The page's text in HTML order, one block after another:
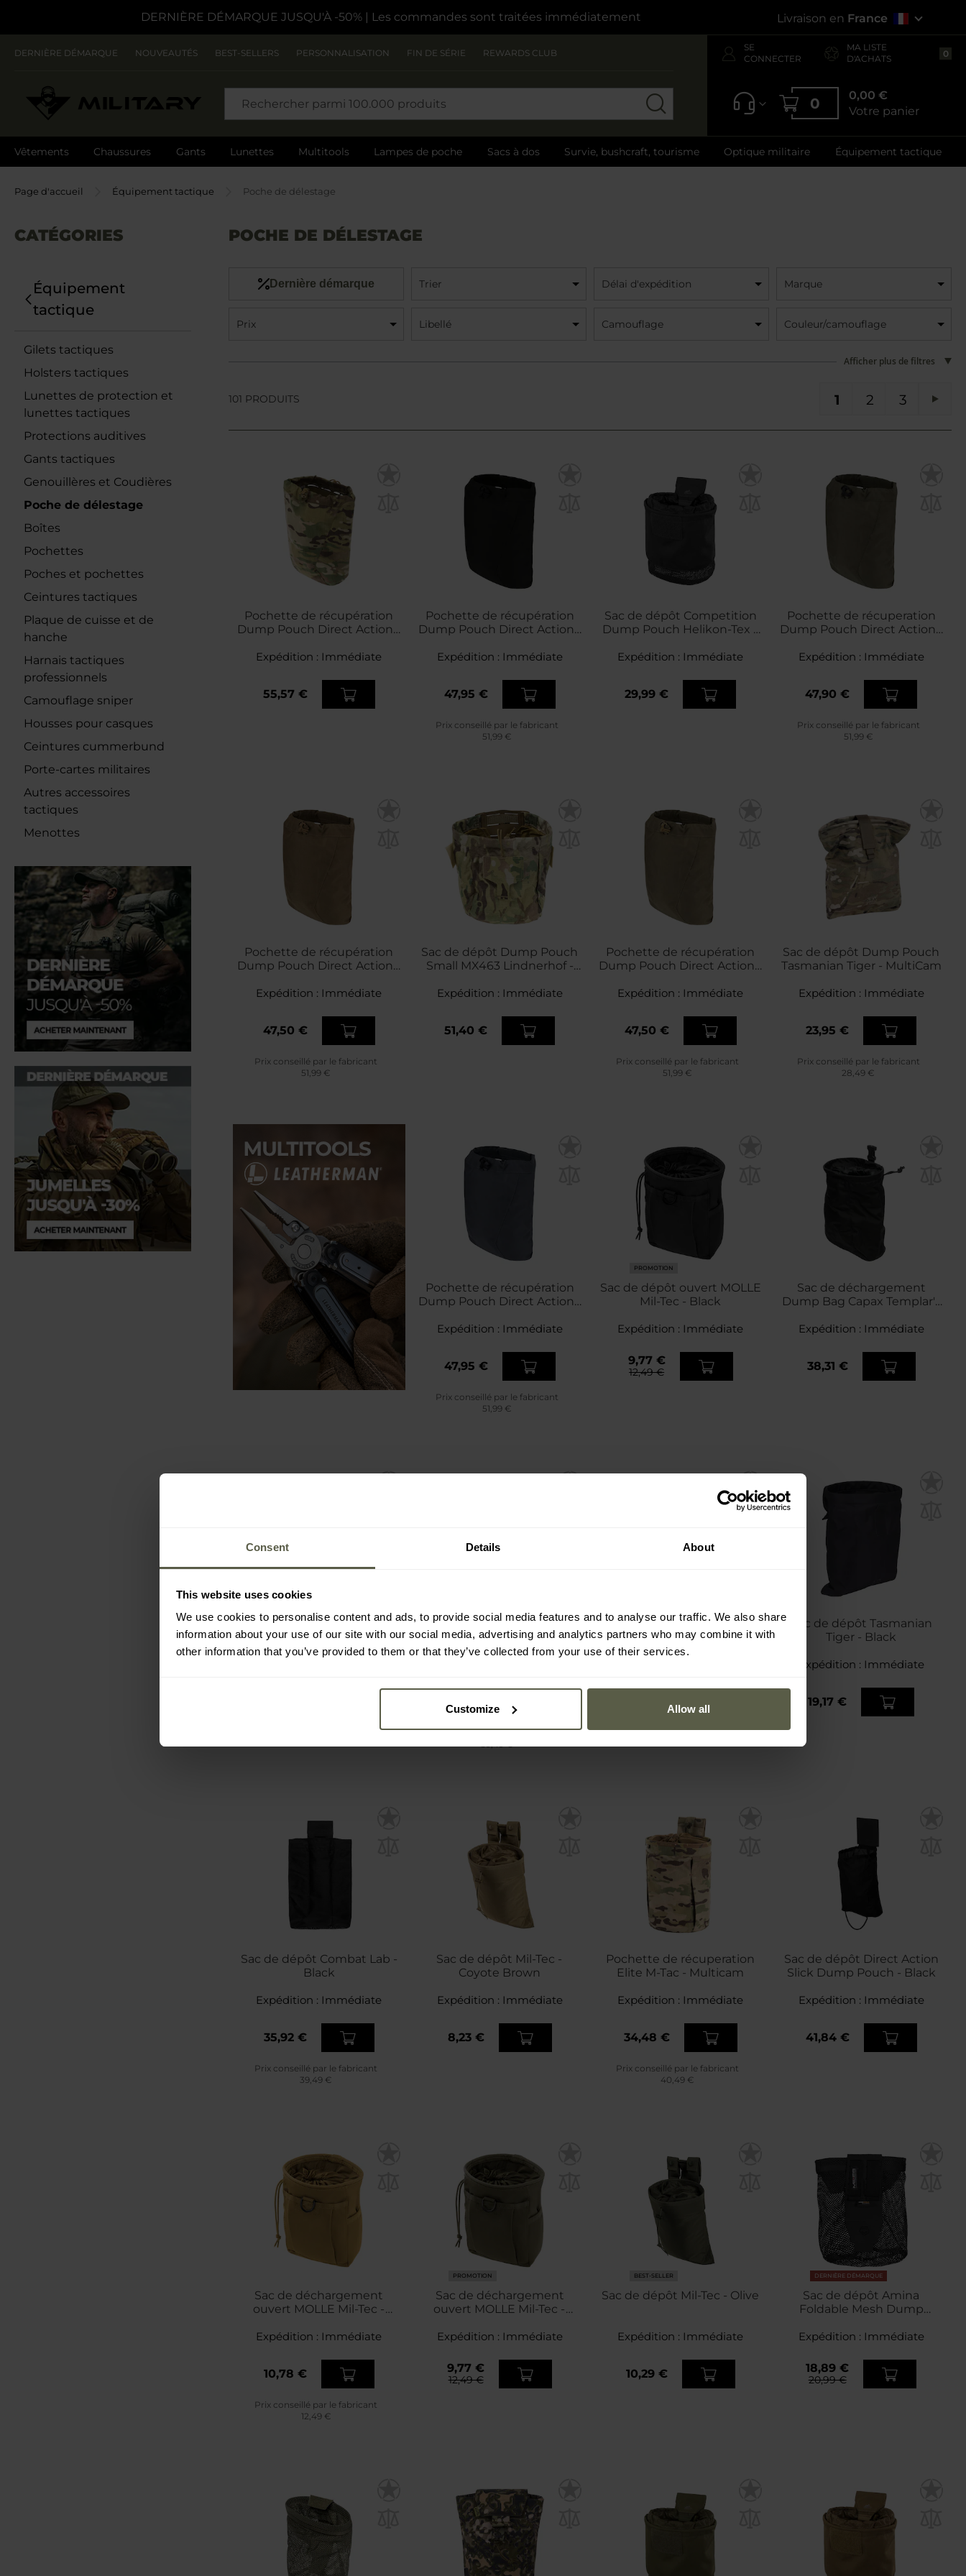
Consent Details About
This website uses cookies
We use cookies to personalise content and ads, to provide social media features and to analyse our traffic. We also share
information about your use of our site with our social media, advertising and analytics partners who may combine it with
other information that you’ve provided to them or that they’ve collected from your use of their services.
Customize Allow all
DERNIÈRE DÉMARQUE JUSQU'À -50% | Les commandes sont traitées immédiatement Livraison en France
DERNIÈRE DÉMARQUE NOUVEAUTÉS BEST-SELLERS PERSONNALISATION FIN DE SÉRIE REWARDS CLUB
SE
CONNECTER
MA LISTE
D'ACHATS
0
0
0,00 €
Votre panier
Vêtements Chaussures Gants Lunettes Multitools Lampes de poche Sacs à dos Survie, bushcraft, tourisme Optique militaire Équipement tactique
Page d'accueil Équipement tactique Poche de délestage
POCHE DE DÉLESTAGE
CATÉGORIES
Équipement
tactique
Gilets tactiques
Holsters tactiques
Lunettes de protection et
lunettes tactiques
Protections auditives
Gants tactiques
Genouillères et Coudières
Poche de délestage
Boîtes
Pochettes
Poches et pochettes
Ceintures tactiques
Plaque de cuisse et de
hanche
Harnais tactiques
professionnels
Camouflage sniper
Housses pour casques
Ceintures cummerbund
Porte-cartes militaires
Autres accessoires
tactiques
Menottes
Dernière démarque Trier Délai d'expédition Marque
Prix Libellé Camouflage Couleur/camouflage
Afficher plus de filtres
101 PRODUITS
1
2
3
Pochette de récupération
Dump Pouch Direct Action -
Expédition : Immédiate
55,57 €
Pochette de récupération
Dump Pouch Direct Action -
Expédition : Immédiate
47,95 €
Prix conseillé par le fabricant
51,99 €
Sac de dépôt Competition
Dump Pouch Helikon-Tex -
Expédition : Immédiate
29,99 €
Pochette de récuperation
Dump Pouch Direct Action -
Expédition : Immédiate
47,90 €
Prix conseillé par le fabricant
51,99 €
Pochette de récupération
Dump Pouch Direct Action -
Expédition : Immédiate
47,50 €
Prix conseillé par le fabricant
51,99 €
Sac de dépôt Dump Pouch
Small MX463 Lindnerhof -
Expédition : Immédiate
51,40 €
Pochette de récupération
Dump Pouch Direct Action -
Expédition : Immédiate
47,50 €
Prix conseillé par le fabricant
51,99 €
Sac de dépôt Dump Pouch
Tasmanian Tiger - MultiCam
Expédition : Immédiate
23,95 €
Prix conseillé par le fabricant
28,49 €
Pochette de récupération
Dump Pouch Direct Action -
Expédition : Immédiate
47,95 €
Prix conseillé par le fabricant
51,99 €
PROMOTION
Sac de dépôt ouvert MOLLE
Mil-Tec - Black
Expédition : Immédiate
9,77 €
12,49 €
Sac de déchargement
Dump Bag Capax Templar's
Expédition : Immédiate
38,31 €
Pochette de récuperation
Elite Lite M-Tac - Coyote
Sac de déchargement
Dump Bag Capax Templar's
Gear - Ranger Green
36,05 €
Prix conseillé par le fabricant
39,49 €
Pochette de récuperation
Elite M-Tac - Ranger Green
Sac de dépôt Tasmanian
Tiger - Black
Expédition : Immédiate
19,17 €
Sac de dépôt Combat Lab -
Black
Expédition : Immédiate
35,92 €
Prix conseillé par le fabricant
39,49 €
Sac de dépôt Mil-Tec -
Coyote Brown
Expédition : Immédiate
8,23 €
Pochette de récuperation
Elite M-Tac - Multicam
Expédition : Immédiate
34,48 €
Prix conseillé par le fabricant
40,49 €
Sac de dépôt Direct Action
Slick Dump Pouch - Black
Expédition : Immédiate
41,84 €
Sac de déchargement
ouvert MOLLE Mil-Tec -
Expédition : Immédiate
10,78 €
Prix conseillé par le fabricant
12,49 €
PROMOTION
Sac de déchargement
ouvert MOLLE Mil-Tec -
Expédition : Immédiate
9,77 €
12,49 €
BEST-SELLER
Sac de dépôt Mil-Tec - Olive
Expédition : Immédiate
10,29 €
DERNIÈRE DÉMARQUE
Sac de dépôt Amina
Foldable Mesh Dump
Expédition : Immédiate
18,89 €
20,99 €